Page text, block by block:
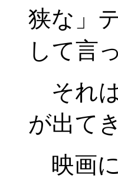
狭な」
して言
それ
が出て
映画